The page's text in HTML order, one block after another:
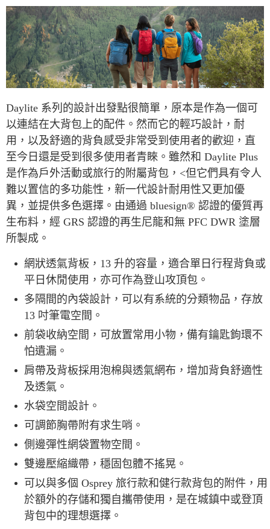
7-11取貨付款
每筆NT$60，滿NT$490(含以上)免運費
付款後7-11取貨
每筆NT$60，滿NT$490(含以上)免運費
宅配
離島宅配
每筆NT$80，滿NT$490(含以上)免運費
付款後門市自取
免運費
Daylite 系列的設計出發點很簡單，原本是作為一個可
以連結在大背包上的配件。然而它的輕巧設計，耐
用，以及舒適的背負感受非常受到使用者的歡迎，直
至今日還是受到很多使用者青睞。雖然和 Daylite Plus
是作為戶外活動或旅行的附屬背包，<但它們具有令人
難以置信的多功能性，新一代設計耐用性又更加優
異，並提供多色選擇。由通過 bluesign® 認證的優質再
生布料，經 GRS 認證的再生尼龍和無 PFC DWR 塗層
所製成。
網狀透氣背板，13 升的容量，適合單日行程背負或
平日休閒使用，亦可作為登山攻頂包。
多隔間的內袋設計，可以有系統的分類物品，存放
13 吋筆電空間。
前袋收納空間，可放置常用小物，備有鑰匙鉤環不
怕遺漏。
肩帶及背板採用泡棉與透氣網布，增加背負舒適性
及透氣。
水袋空間設計。
可調節胸帶附有求生哨。
側邊彈性網袋置物空間。
雙邊壓縮織帶，穩固包體不搖晃。
可以與多個 Osprey 旅行款和健行款背包的附件，用
於額外的存儲和獨自攜帶使用，是在城鎮中或登頂
背包中的理想選擇。